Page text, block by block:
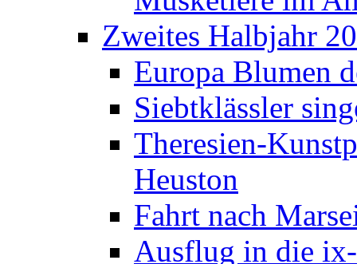
Zweites Halbjahr
Europa Blumen
Siebtklässler
Theresien-
Heuston
Fahrt nach
Ausflug in die